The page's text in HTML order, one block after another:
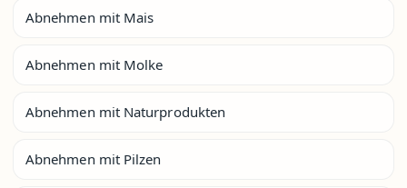
Abnehmen mit Mais
Abnehmen mit Molke
Abnehmen mit Naturprodukten
Abnehmen mit Pilzen